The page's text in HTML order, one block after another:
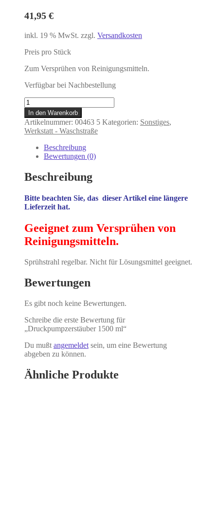
41,95 €
inkl. 19 % MwSt. zzgl. Versandkosten
Preis pro Stück
Zum Versprühen von Reinigungsmitteln.
Verfügbar bei Nachbestellung
Druckpumpzerstäuber
1500
ml
Menge
In den Warenkorb
Artikelnummer: 00463 5 Kategorien: Sonstiges,
Werkstatt - Waschstraße
Beschreibung
Bewertungen (0)
Beschreibung
Bitte beachten Sie, das dieser Artikel eine längere
Lieferzeit hat.
Geeignet zum Versprühen von
Reinigungsmitteln.
Sprühstrahl regelbar. Nicht für Lösungsmittel geeignet.
Bewertungen
Es gibt noch keine Bewertungen.
Schreibe die erste Bewertung für
„Druckpumpzerstäuber 1500 ml“
Du mußt angemeldetsein, um eine Bewertung
abgeben zu können.
Ähnliche Produkte